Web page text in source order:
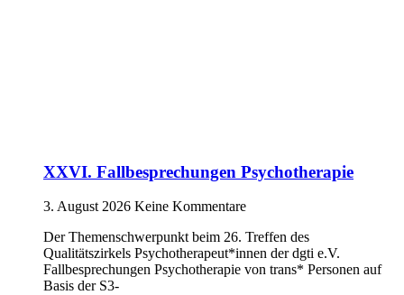
XXVI. Fallbesprechungen Psychotherapie
3. August 2026 Keine Kommentare
Der Themenschwerpunkt beim 26. Treffen des
Qualitätszirkels Psychotherapeut*innen der dgti e.V.
Fallbesprechungen Psychotherapie von trans* Personen auf
Basis der S3-